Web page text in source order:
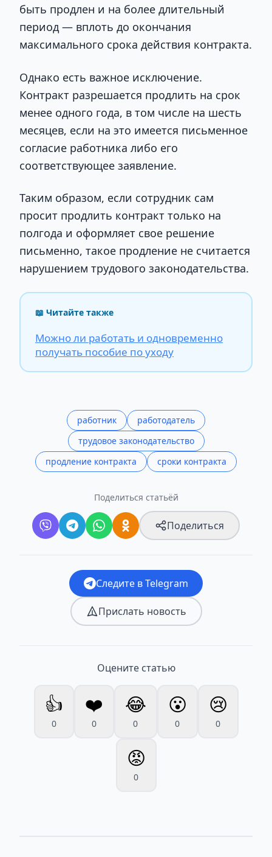
быть продлен и на более длительный
период — вплоть до окончания
максимального срока действия контракта.
Однако есть важное исключение.
Контракт разрешается продлить на срок
менее одного года, в том числе на шесть
месяцев, если на это имеется письменное
согласие работника либо его
соответствующее заявление.
Таким образом, если сотрудник сам
просит продлить контракт только на
полгода и оформляет свое решение
письменно, такое продление не считается
нарушением трудового законодательства.
📖 Читайте также
Можно ли работать и одновременно
получать пособие по уходу
работник
работодатель
трудовое законодательство
продление контракта
сроки контракта
Поделиться статьёй
Поделиться
Следите в Telegram
Прислать новость
Оцените статью
👍
0
❤️
0
😂
0
😮
0
😢
0
😡
0